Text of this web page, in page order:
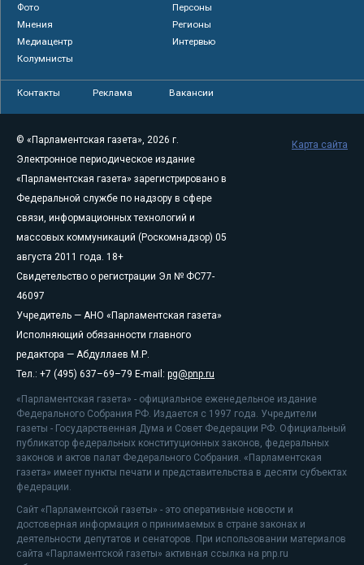
Фото
Персоны
Мнения
Регионы
Медиацентр
Интервью
Колумнисты
Контакты Реклама Вакансии
© «Парламентская газета», 2026 г.
Электронное периодическое издание
«Парламентская газета» зарегистрировано в
Федеральной службе по надзору в сфере
связи, информационных технологий и
массовых коммуникаций (Роскомнадзор) 05
августа 2011 года. 18+
Свидетельство о регистрации Эл № ФС77-
46097
Учредитель — АНО «Парламентская газета»
Исполняющий обязанности главного
редактора — Абдуллаев М.Р.
Тел.: +7 (495) 637–69–79 E-mail: pg@pnp.ru
«Парламентская газета» - официальное еженедельное издание
Федерального Собрания РФ. Издается с 1997 года. Учредители
газеты - Государственная Дума и Совет Федерации РФ. Официальный
публикатор федеральных конституционных законов, федеральных
законов и актов палат Федерального Собрания. «Парламентская
газета» имеет пункты печати и представительства в десяти субъектах
федерации.
Сайт «Парламентской газеты» - это оперативные новости и
достоверная информация о принимаемых в стране законах и
деятельности депутатов и сенаторов. При использовании материалов
сайта «Парламентской газеты» активная ссылка на pnp.ru
Карта сайта